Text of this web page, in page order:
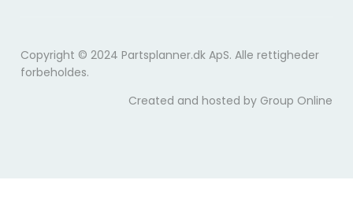
Copyright © 2024 Partsplanner.dk ApS. Alle rettigheder
forbeholdes.
Created and hosted by Group Online